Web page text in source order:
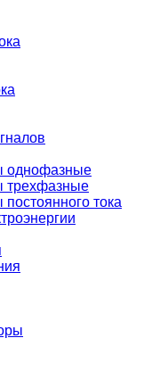
однофазные
трехфазные
тока